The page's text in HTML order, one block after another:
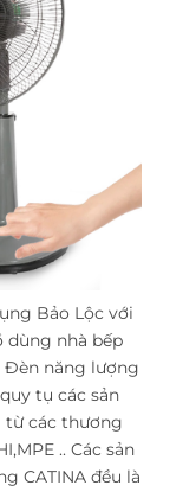
Bảo Lộc với
dùng nhà bếp
Đèn năng lượng
tụ các sản
từ các thương
.. Các sản
CATINA đều là